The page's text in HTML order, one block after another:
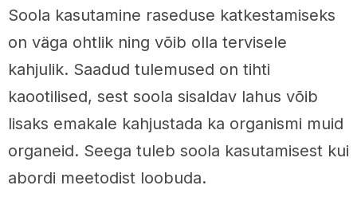
Soola kasutamine raseduse katkestamiseks
on väga ohtlik ning võib olla tervisele
kahjulik. Saadud tulemused on tihti
kaootilised, sest soola sisaldav lahus võib
lisaks emakale kahjustada ka organismi muid
organeid. Seega tuleb soola kasutamisest kui
abordi meetodist loobuda.